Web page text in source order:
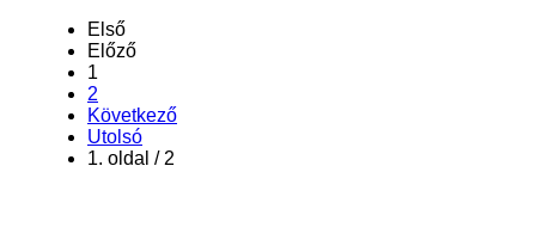
Első
Előző
1
2
Következő
Utolsó
1. oldal / 2